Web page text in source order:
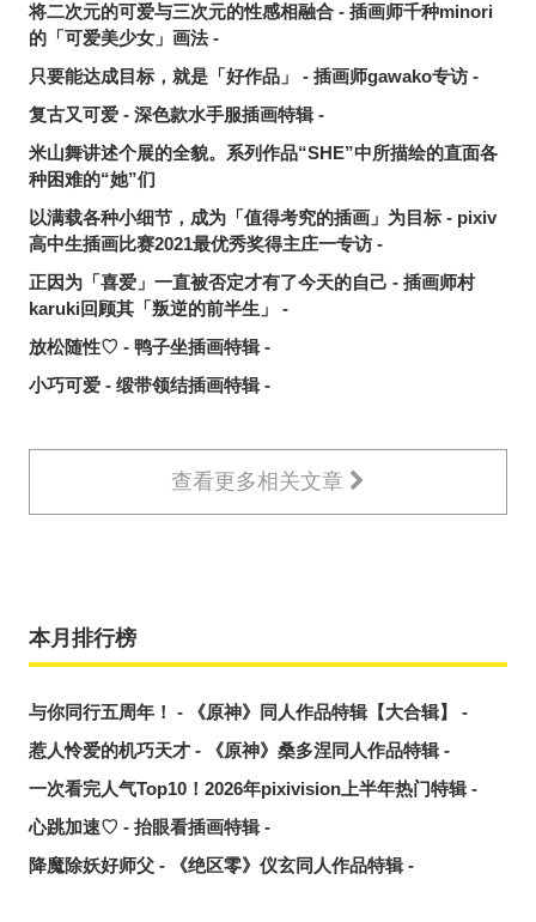
将二次元的可爱与三次元的性感相融合 - 插画师千种minori
的「可爱美少女」画法 -
只要能达成目标，就是「好作品」 - 插画师gawako专访 -
复古又可爱 - 深色款水手服插画特辑 -
米山舞讲述个展的全貌。系列作品“SHE”中所描绘的直面各
种困难的“她”们
以满载各种小细节，成为「值得考究的插画」为目标 - pixiv
高中生插画比赛2021最优秀奖得主庄一专访 -
正因为「喜爱」一直被否定才有了今天的自己 - 插画师村
karuki回顾其「叛逆的前半生」 -
放松随性♡ - 鸭子坐插画特辑 -
小巧可爱 - 缎带领结插画特辑 -
查看更多相关文章
本月排行榜
与你同行五周年！ - 《原神》同人作品特辑【大合辑】 -
惹人怜爱的机巧天才 - 《原神》桑多涅同人作品特辑 -
一次看完人气Top10！2026年pixivision上半年热门特辑 -
心跳加速♡ - 抬眼看插画特辑 -
降魔除妖好师父 - 《绝区零》仪玄同人作品特辑 -